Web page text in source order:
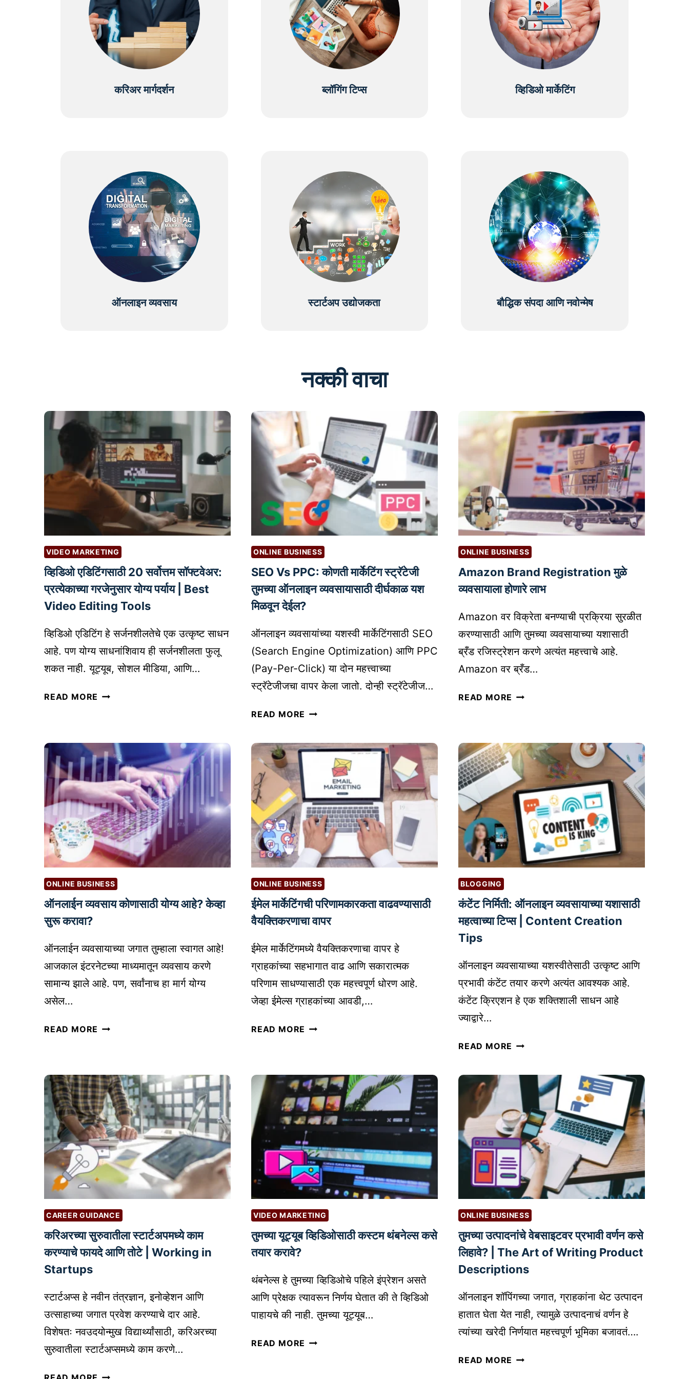
करिअर मार्गदर्शन ब्लॉगिंग टिप्स व्हिडिओ मार्केटिंग
ऑनलाइन व्यवसाय स्टार्टअप उद्योजकता बौद्धिक संपदा आणि नवोन्मेष
नक्की वाचा
VIDEO MARKETING
व्हिडिओ एडिटिंगसाठी 20 सर्वोत्तम सॉफ्टवेअर:
प्रत्येकाच्या गरजेनुसार योग्य पर्याय | Best
Video Editing Tools
व्हिडिओ एडिटिंग हे सर्जनशीलतेचे एक उत्कृष्ट साधन
आहे. पण योग्य साधनांशिवाय ही सर्जनशीलता फुलू
शकत नाही. यूट्यूब, सोशल मीडिया, आणि…
READ MORE व्हि
डि
टिं
ग
सा
ठी
2
0
स
र्वो
म
सॉ
:
प्र
च्या
नु
सा
र
यो
ग्य
प
र्या
य
E
S
T
E
O
E
D
ONLINE BUSINESS
SEO Vs PPC: कोणती मार्केटिंग स्ट्रॅटेजी
तुमच्या ऑनलाइन व्यवसायासाठी दीर्घकाळ यश
मिळवून देईल?
ऑनलाइन व्यवसायांच्या यशस्वी मार्केटिंगसाठी SEO
(Search Engine Optimization) आणि PPC
(Pay-Per-Click) या दोन महत्त्वाच्या
स्ट्रॅटेजीजचा वापर केला जातो. दोन्ही स्ट्रॅटेजीज…
READ MORE S
V
P
C
:
को
ण
मा
र्के
टिं
ग
टे
तु
म
च्या
न
व्य
व
सा
या
सा
ठी
दी
र्घ
ळ
य
श
वू
न
ई
ONLINE BUSINESS
Amazon Brand Registration मुळे
व्यवसायाला होणारे लाभ
Amazon वर विक्रेता बनण्याची प्रक्रिया सुरळीत
करण्यासाठी आणि तुमच्या व्यवसायाच्या यशासाठी
ब्रँड रजिस्ट्रेशन करणे अत्यंत महत्त्वाचे आहे.
Amazon वर ब्रँड…
READ MORE A
O
B
R
A
N
D
S
T
I
O
N
या
हो
णा
रे
ला
भ
ONLINE BUSINESS
ऑनलाईन व्यवसाय कोणासाठी योग्य आहे? केव्हा
सुरू करावा?
ऑनलाईन व्यवसायाच्या जगात तुम्हाला स्वागत आहे!
आजकाल इंटरनेटच्या माध्यमातून व्यवसाय करणे
सामान्य झाले आहे. पण, सर्वांनाच हा मार्ग योग्य
असेल…
READ MORE ऑ
न
व्य
व
सा
य
को
णा
सा
ग्य
आ
हे
सु
रू
क
रा
ONLINE BUSINESS
ईमेल मार्केटिंगची परिणामकारकता वाढवण्यासाठी
वैयक्तिकरणाचा वापर
ईमेल मार्केटिंगमध्ये वैयक्तिकरणाचा वापर हे
ग्राहकांच्या सहभागात वाढ आणि सकारात्मक
परिणाम साधण्यासाठी एक महत्त्वपूर्ण धोरण आहे.
जेव्हा ईमेल्स ग्राहकांच्या आवडी,…
READ MORE
र्के
टिं
ग
ची
प
रि
णा
म
का
क
ता
व
सा
ठी
य
BLOGGING
कंटेंट निर्मिती: ऑनलाइन व्यवसायाच्या यशासाठी
महत्वाच्या टिप्स | Content Creation
Tips
ऑनलाइन व्यवसायाच्या यशस्वीतेसाठी उत्कृष्ट आणि
प्रभावी कंटेंट तयार करणे अत्यंत आवश्यक आहे.
कंटेंट क्रिएशन हे एक शक्तिशाली साधन आहे
ज्याद्वारे…
READ MORE कं
ती
:
ऑ
न
ला
इ
न
व्य
व
सा
या
च्या
शा
ठी
म
त्वा
CAREER GUIDANCE
करिअरच्या सुरुवातीला स्टार्टअपमध्ये काम
करण्याचे फायदे आणि तोटे | Working in
Startups
स्टार्टअप्स हे नवीन तंत्रज्ञान, इनोव्हेशन आणि
उत्साहाच्या जगात प्रवेश करण्याचे दार आहे.
विशेषतः नवउदयोन्मुख विद्यार्थ्यांसाठी, करिअरच्या
सुरुवातीला स्टार्टअप्समध्ये काम करणे…
क
VIDEO MARKETING
तुमच्या यूट्यूब व्हिडिओसाठी कस्टम थंबनेल्स कसे
तयार करावे?
थंबनेल्स हे तुमच्या व्हिडिओचे पहिले इंप्रेशन असते
आणि प्रेक्षक त्यावरून निर्णय घेतात की ते व्हिडिओ
पाहायचे की नाही. तुमच्या यूट्यूब…
READ MORE तु
ONLINE BUSINESS
तुमच्या उत्पादनांचे वेबसाइटवर प्रभावी वर्णन कसे
लिहावे? | The Art of Writing Product
Descriptions
ऑनलाइन शॉपिंगच्या जगात, ग्राहकांना थेट उत्पादन
हातात घेता येत नाही, त्यामुळे उत्पादनाचं वर्णन हे
त्यांच्या खरेदी निर्णयात महत्त्वपूर्ण भूमिका बजावतं….
READ MORE तु